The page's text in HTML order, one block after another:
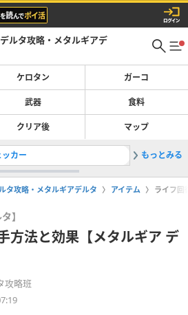
ルタ攻略・メタルギアデ
ケロタン ガーコ
武器 食料
クリア後 マップ
カー 2モシン
もっとみる
タ攻略・メタルギアデルタ アイテム ライフ回
】
方法と効果【メタルギア デ
攻略班